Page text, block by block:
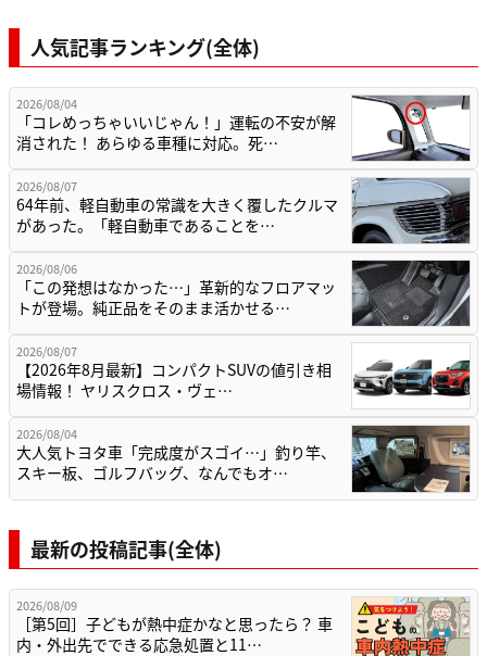
人気記事ランキング(全体)
2026/08/04
「コレめっちゃいいじゃん！」運転の不安が解
消された！ あらゆる車種に対応。死…
2026/08/07
64年前、軽自動車の常識を大きく覆したクルマ
があった。「軽自動車であることを…
2026/08/06
「この発想はなかった…」革新的なフロアマッ
トが登場。純正品をそのまま活かせる…
2026/08/07
【2026年8月最新】コンパクトSUVの値引き相
場情報！ ヤリスクロス・ヴェ…
2026/08/04
大人気トヨタ車「完成度がスゴイ…」釣り竿、
スキー板、ゴルフバッグ、なんでもオ…
最新の投稿記事(全体)
2026/08/09
［第5回］子どもが熱中症かなと思ったら？ 車
内・外出先でできる応急処置と11…